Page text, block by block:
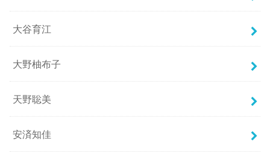
大谷育江
大野柚布子
天野聡美
安済知佳